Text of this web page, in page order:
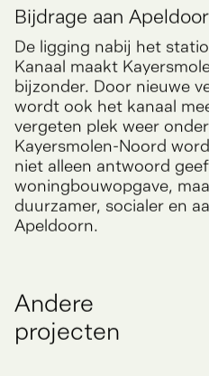
Bijdrage aan
De ligging nabij het
Kanaal maakt
bijzonder. Door nieuwe
wordt ook het kanaal
vergeten plek weer
Kayersmolen-Noord
niet alleen antwoord
woningbouwopgave,
duurzamer, socialer en
Apeldoorn.
Andere
projecten